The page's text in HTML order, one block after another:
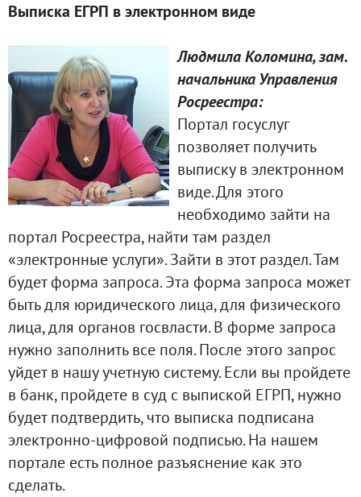
Выписка ЕГРП в электронном виде
Людмила Коломина, зам.
начальника Управления
Росреестра:
Портал госуслуг
позволяет получить
выписку в электронном
виде. Для этого
необходимо зайти на
портал Росреестра, найти там раздел
«электронные услуги». Зайти в этот раздел. Там
будет форма запроса. Эта форма запроса может
быть для юридического лица, для физического
лица, для органов госвласти. В форме запроса
нужно заполнить все поля. После этого запрос
уйдет в нашу учетную систему. Если вы пройдете
в банк, пройдете в суд с выпиской ЕГРП, нужно
будет подтвердить, что выписка подписана
электронно-цифровой подписью. На нашем
портале есть полное разъяснение как это
сделать.